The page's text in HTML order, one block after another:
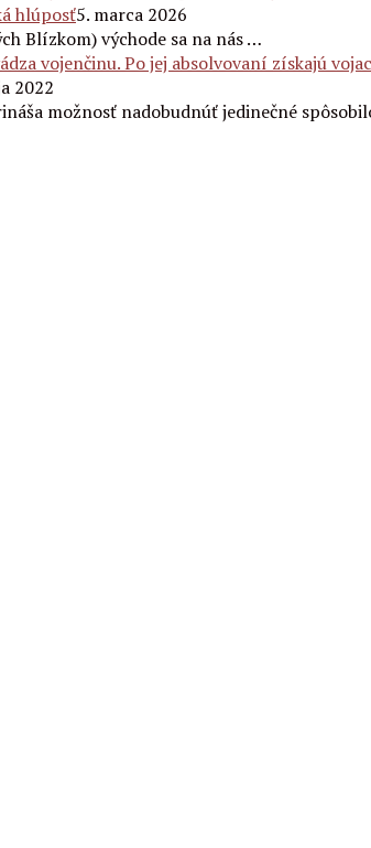
hlúposť5. marca 2026
Blízkom) východe sa na nás …
2022
možnosť nadobudnúť jedinečné